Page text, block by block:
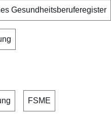
Gesundheitsberuferegister
FSME